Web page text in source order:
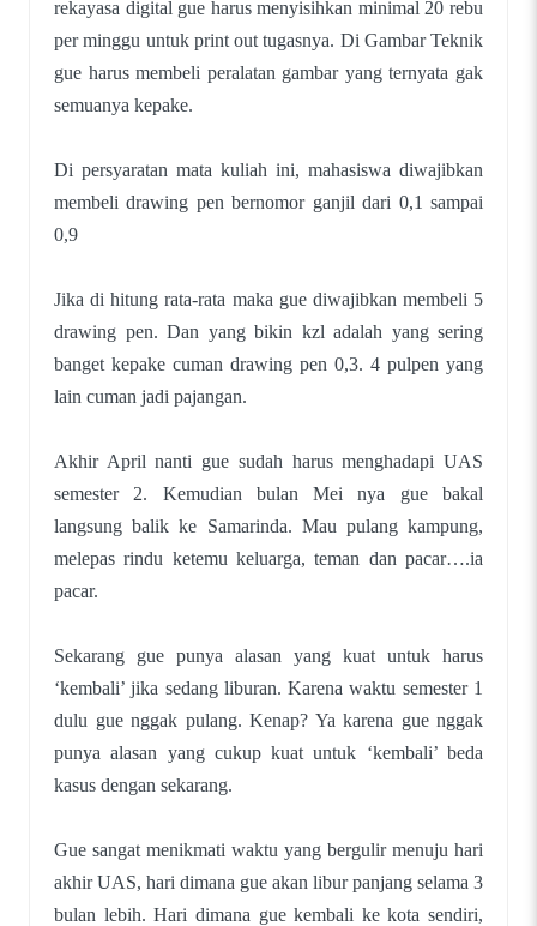
rekayasa digital gue harus menyisihkan minimal 20 rebu
per minggu untuk print out tugasnya. Di Gambar Teknik
gue harus membeli peralatan gambar yang ternyata gak
semuanya kepake.
Di persyaratan mata kuliah ini, mahasiswa diwajibkan
membeli drawing pen bernomor ganjil dari 0,1 sampai
0,9
Jika di hitung rata-rata maka gue diwajibkan membeli 5
drawing pen. Dan yang bikin kzl adalah yang sering
banget kepake cuman drawing pen 0,3. 4 pulpen yang
lain cuman jadi pajangan.
Akhir April nanti gue sudah harus menghadapi UAS
semester 2. Kemudian bulan Mei nya gue bakal
langsung balik ke Samarinda. Mau pulang kampung,
melepas rindu ketemu keluarga, teman dan pacar….ia
pacar.
Sekarang gue punya alasan yang kuat untuk harus
‘kembali’ jika sedang liburan. Karena waktu semester 1
dulu gue nggak pulang. Kenap? Ya karena gue nggak
punya alasan yang cukup kuat untuk ‘kembali’ beda
kasus dengan sekarang.
Gue sangat menikmati waktu yang bergulir menuju hari
akhir UAS, hari dimana gue akan libur panjang selama 3
bulan lebih. Hari dimana gue kembali ke kota sendiri,